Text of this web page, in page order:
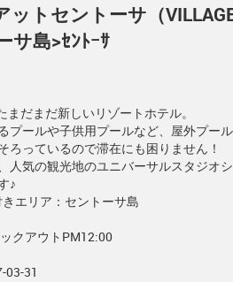
トセントーサ（
サ島>ｾﾝﾄｰｻ
だまだ新しいリゾートホテル。
プールや子供用プールなど、屋外プー
ろっているので滞在にも困りません！
人気の観光地のユニバーサルスタジオ
♪
エリア：セントーサ島
クアウトPM12:00
03-31